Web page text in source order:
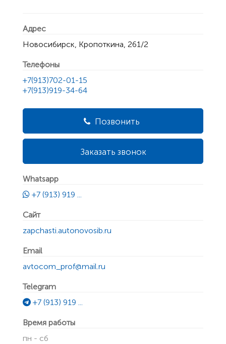
Адрес
Новосибирск, Кропоткина, 261/2
Телефоны
+7(913)702-01-15
+7(913)919-34-64
Позвонить
Заказать звонок
Whatsapp
+7 (913) 919 ...
Сайт
zapchasti.autonovosib.ru
Email
avtocom_prof@mail.ru
Telegram
+7 (913) 919 ...
Время работы
пн - сб